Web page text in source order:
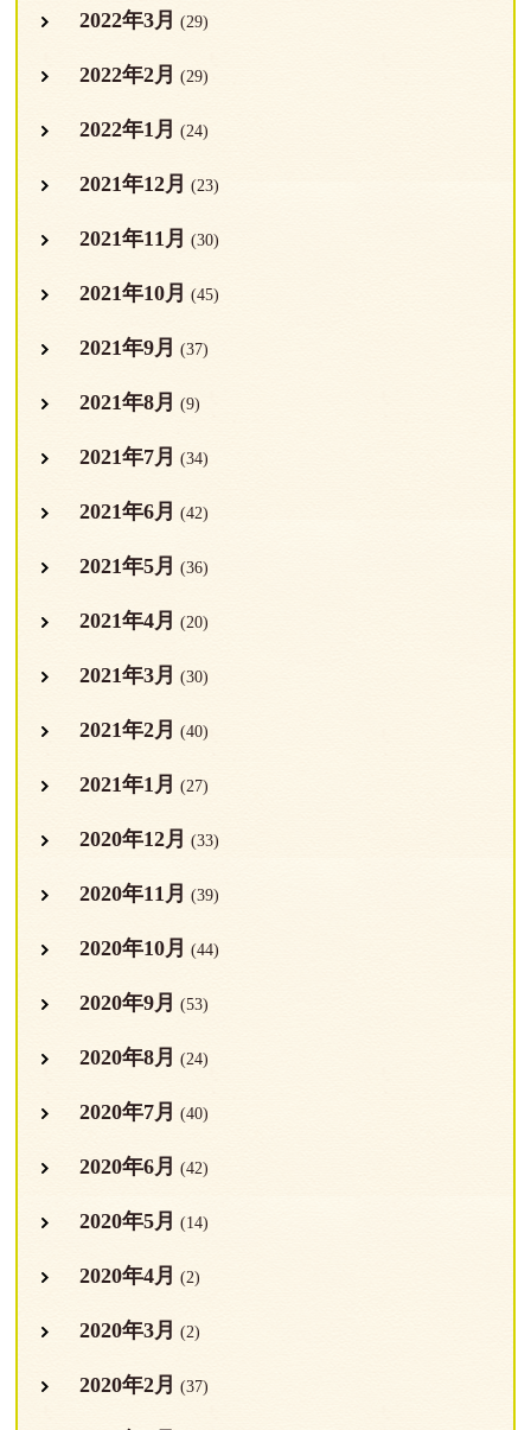
2022年3月 (29)
2022年2月 (29)
2022年1月 (24)
2021年12月 (23)
2021年11月 (30)
2021年10月 (45)
2021年9月 (37)
2021年8月 (9)
2021年7月 (34)
2021年6月 (42)
2021年5月 (36)
2021年4月 (20)
2021年3月 (30)
2021年2月 (40)
2021年1月 (27)
2020年12月 (33)
2020年11月 (39)
2020年10月 (44)
2020年9月 (53)
2020年8月 (24)
2020年7月 (40)
2020年6月 (42)
2020年5月 (14)
2020年4月 (2)
2020年3月 (2)
2020年2月 (37)